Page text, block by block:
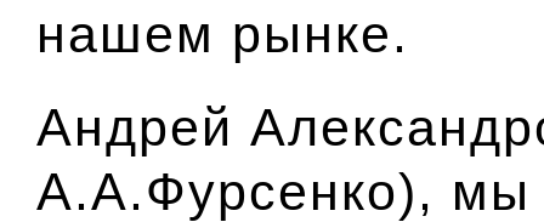
нашем рынке.
Андрей
А.А.Фурсенко), мы